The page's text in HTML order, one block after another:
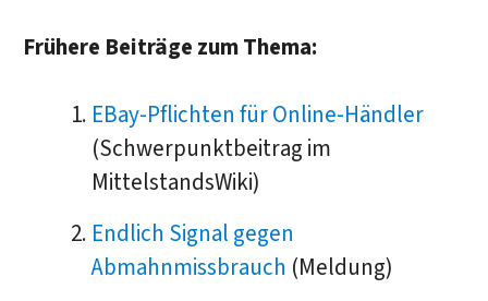
Frühere Beiträge zum Thema:
EBay-Pflichten für Online-Händler
(Schwerpunktbeitrag im
MittelstandsWiki)
Endlich Signal gegen
Abmahnmissbrauch (Meldung)